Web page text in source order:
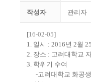
작성자 관리자
[16-02-05]
1. 일시 : 2016년 2월
2. 장소 : 고려대학교
3. 학위기 수여
-고려대학교 화공생